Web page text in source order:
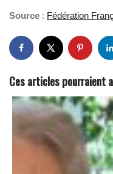
Source : Fédération
Ces articles pourraient